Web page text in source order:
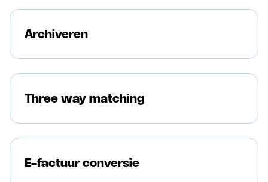
Archiveren
Three way matching
E-factuur conversie